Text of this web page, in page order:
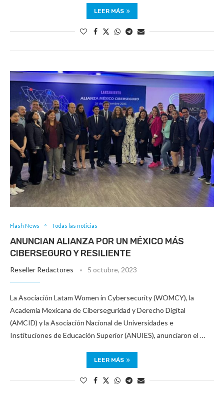
LEER MÁS
Flash News Todas las noticias
ANUNCIAN ALIANZA POR UN MÉXICO MÁS
CIBERSEGURO Y RESILIENTE
Reseller Redactores 5 octubre, 2023
La Asociación Latam Women in Cybersecurity (WOMCY), la
Academia Mexicana de Ciberseguridad y Derecho Digital
(AMCID) y la Asociación Nacional de Universidades e
Instituciones de Educación Superior (ANUIES), anunciaron el …
LEER MÁS